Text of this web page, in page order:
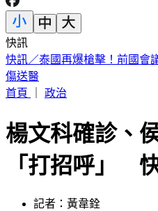
快訊
快訊／淡水國中生戲水遭大
首頁｜
楊文科確診、
「打招呼」
發佈時間：2022.06.07